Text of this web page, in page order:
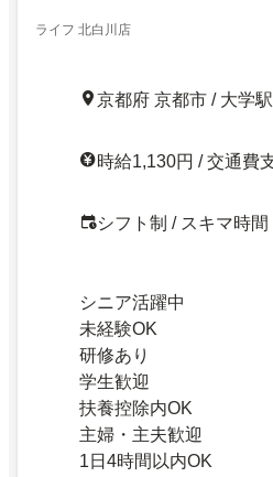
ライフ 北白川店
京都府 京都市 / 大学
時給1,130円 / 交通費
シフト制 / スキマ時
シニア活躍中
未経験OK
研修あり
学生歓迎
扶養控除内OK
主婦・主夫歓迎
1日4時間以内OK